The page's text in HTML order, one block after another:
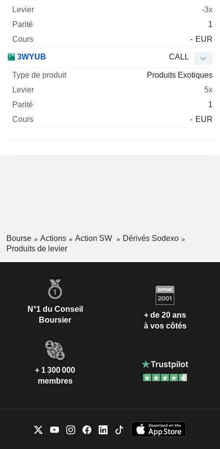
-3x
1
- EUR
3WYUB CALL
Produits Exotiques
5x
1
- EUR
Bourse Actions Action SW
Dérivés Sodexo
Produits de levier
N°1 du Conseil
Boursier
+ de 20 ans
à vos côtés
+ 1 300 000
membres